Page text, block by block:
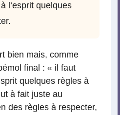
l’esprit quelques
bien mais, comme
final : « il faut
quelques règles à
à fait juste au
des règles à respecter,